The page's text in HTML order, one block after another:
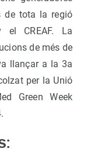
de tota la regió
CREAF. La
de més de
llançar a la 3a
per la Unió
Green Week
: